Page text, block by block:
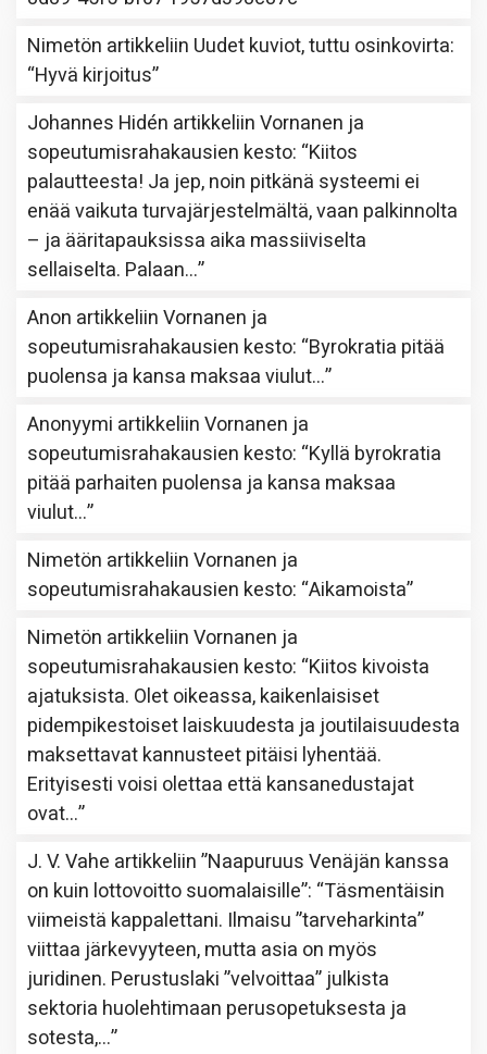
Nimetön artikkeliin Uudet kuviot, tuttu osinkovirta:
“Hyvä kirjoitus”
Johannes Hidén artikkeliinVornanen ja
sopeutumisrahakausien kesto: “Kiitos
palautteesta! Ja jep, noin pitkänä systeemi ei
enää vaikuta turvajärjestelmältä, vaan palkinnolta
– ja ääritapauksissa aika massiiviselta
sellaiselta. Palaan…”
Anon artikkeliinVornanen ja
sopeutumisrahakausien kesto: “Byrokratia pitää
puolensa ja kansa maksaa viulut…”
Anonyymi artikkeliinVornanen ja
sopeutumisrahakausien kesto: “Kyllä byrokratia
pitää parhaiten puolensa ja kansa maksaa
viulut…”
Nimetön artikkeliinVornanen ja
sopeutumisrahakausien kesto: “Aikamoista”
Nimetön artikkeliinVornanen ja
sopeutumisrahakausien kesto: “Kiitos kivoista
ajatuksista. Olet oikeassa, kaikenlaisiset
pidempikestoiset laiskuudesta ja joutilaisuudesta
maksettavat kannusteet pitäisi lyhentää.
Erityisesti voisi olettaa että kansanedustajat
ovat…”
J. V. Vahe artikkeliin”Naapuruus Venäjän kanssa
on kuin lottovoitto suomalaisille”: “Täsmentäisin
viimeistä kappalettani. Ilmaisu ”tarveharkinta”
viittaa järkevyyteen, mutta asia on myös
juridinen. Perustuslaki ”velvoittaa” julkista
sektoria huolehtimaan perusopetuksesta ja
sotesta,…”